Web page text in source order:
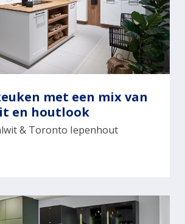
met een mix van
en houtlook
& Toronto Iepenhout